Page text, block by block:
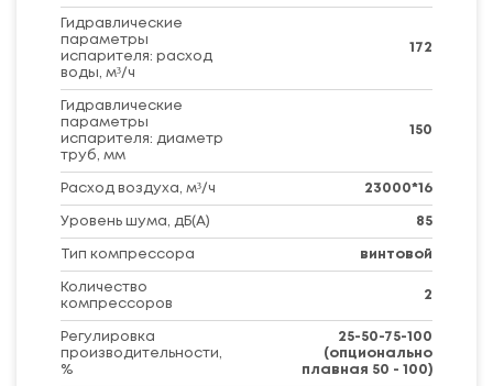
Гидравлические
параметры
испарителя: расход
воды, м³/ч
172
Гидравлические
параметры
испарителя: диаметр
труб, мм
150
Расход воздуха, м³/ч 23000*16
Уровень шума, дБ(A) 85
Тип компрессора винтовой
Количество
компрессоров
2
Регулировка
производительности,
%
25-50-75-100
(опционально
плавная 50 - 100)